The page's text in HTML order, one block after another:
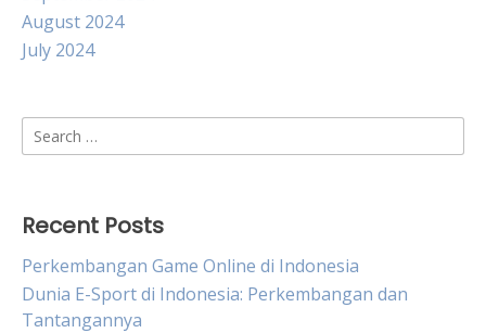
August 2024
July 2024
Search
for:
Recent Posts
Perkembangan Game Online di Indonesia
Dunia E-Sport di Indonesia: Perkembangan dan
Tantangannya